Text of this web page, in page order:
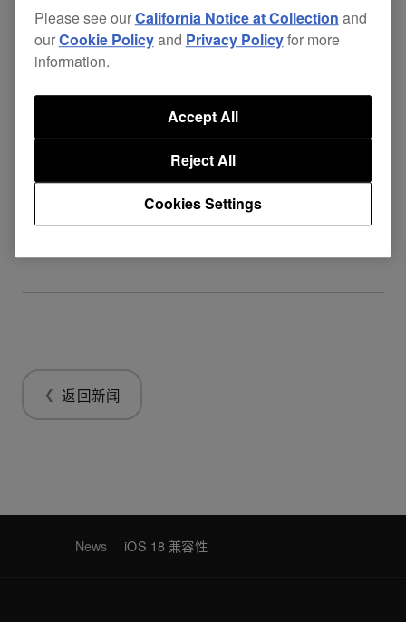
目前，我们正在对软件和硬件对 iOS 18 的兼容性
进行检查。完成测试后，我们将提供更新。
目前，我们不能保证产品能够兼容操作系统。在我
们确保兼容性前，请暂缓升级至 iOS 18。
・macOS Sequoia请点击此处。
・iPadOS 18请点击此处。
返回新闻
News iOS 18 兼容性
Please see ourCalifornia Notice at Collection and
ourCookie Policyand Privacy Policyfor more
information.
Cookies Settings
Reject All
Accept All